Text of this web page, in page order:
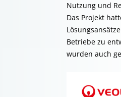
Nutzung und
Das Projekt
Betriebe zu
wurden auch